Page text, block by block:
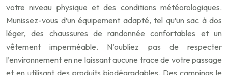
votre niveau physique et des conditions météorologiques.
Munissez-vous d’un équipement adapté, tel qu’un sac à dos
léger, des chaussures de randonnée confortables et un
vêtement imperméable. N’oubliez pas de respecter
l’environnement en ne laissant aucune trace de votre passage